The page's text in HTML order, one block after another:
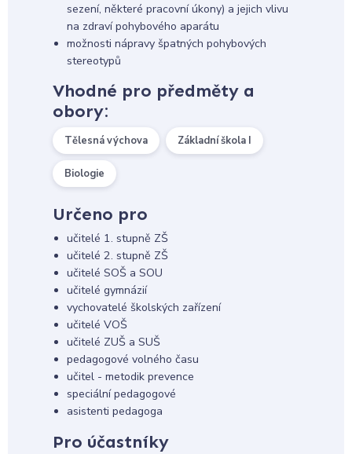
sezení, některé pracovní úkony) a jejich vlivu
na zdraví pohybového aparátu
možnosti nápravy špatných pohybových
stereotypů
Vhodné pro předměty a
obory:
Tělesná výchova Základní škola I
Biologie
Určeno pro
učitelé 1. stupně ZŠ
učitelé 2. stupně ZŠ
učitelé SOŠ a SOU
učitelé gymnázií
vychovatelé školských zařízení
učitelé VOŠ
učitelé ZUŠ a SUŠ
pedagogové volného času
učitel - metodik prevence
speciální pedagogové
asistenti pedagoga
Pro účastníky